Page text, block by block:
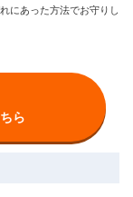
にあった方法でお守りし
ら